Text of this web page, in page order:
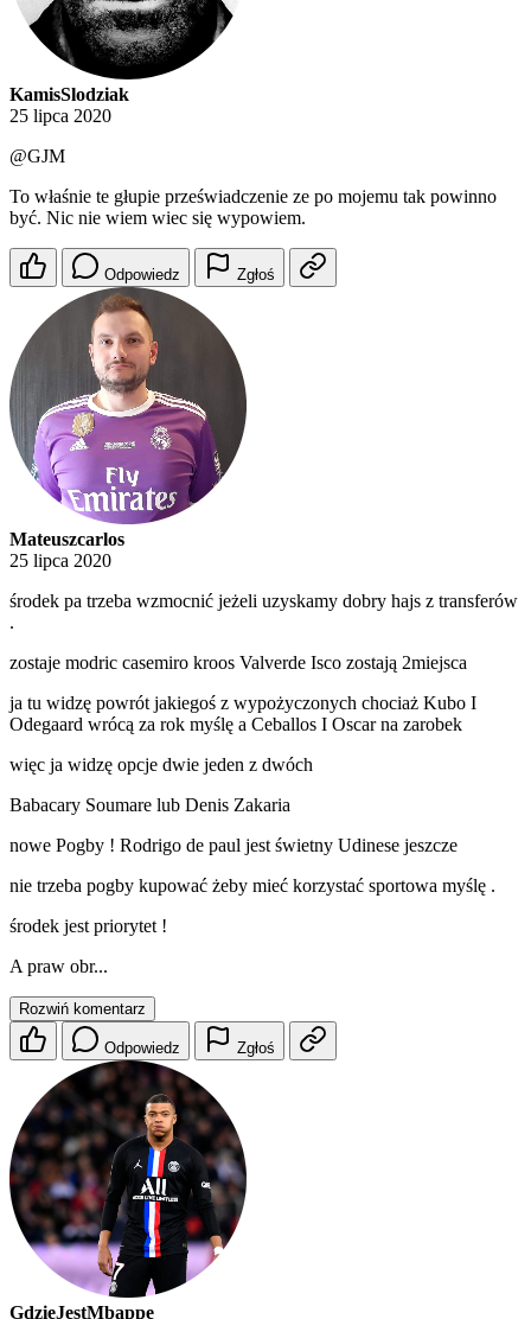
KamisSlodziak
25 lipca 2020
@GJM
To właśnie te głupie przeświadczenie ze po mojemu tak powinno
być. Nic nie wiem wiec się wypowiem.
Odpowiedz Zgłoś
Mateuszcarlos
25 lipca 2020
środek pa trzeba wzmocnić jeżeli uzyskamy dobry hajs z transferów
.
zostaje modric casemiro kroos Valverde Isco zostają 2miejsca
ja tu widzę powrót jakiegoś z wypożyczonych chociaż Kubo I
Odegaard wrócą za rok myślę a Ceballos I Oscar na zarobek
więc ja widzę opcje dwie jeden z dwóch
Babacary Soumare lub Denis Zakaria
nowe Pogby ! Rodrigo de paul jest świetny Udinese jeszcze
nie trzeba pogby kupować żeby mieć korzystać sportowa myślę .
środek jest priorytet !
A praw obr...
Rozwiń komentarz
Odpowiedz Zgłoś
GdzieJestMbappe